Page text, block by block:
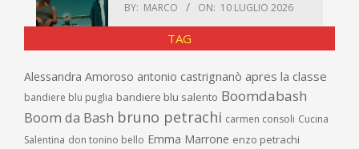
BY: MARCO ON: 10 LUGLIO 2026
TAG
Alessandra Amoroso antonio castrignanò apres la classe
bandiere blu puglia bandiere blu salento Boomdabash
Boom da Bash bruno petrachi carmen consoli Cucina
Salentina don tonino bello Emma Marrone enzo petrachi